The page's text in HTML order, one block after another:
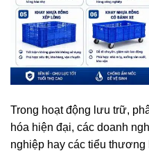
Trong hoạt động lưu trữ,
hóa hiện đại, các doanh
nghiệp hay các tiểu